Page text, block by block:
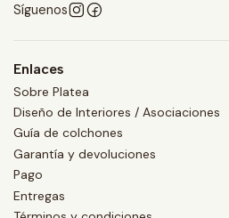
Síguenos
Enlaces
Sobre Platea
Diseño de Interiores / Asociaciones
Guía de colchones
Garantía y devoluciones
Pago
Entregas